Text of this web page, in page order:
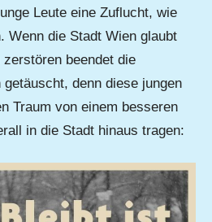
Leute eine Zuflucht, wie
Wenn die Stadt Wien glaubt
beendet die
denn diese jungen
Traum von einem besseren
in die Stadt hinaus tragen: